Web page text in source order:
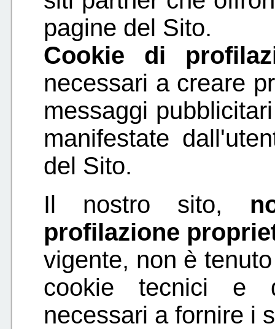
pagine del Sito.
Cookie di
necessari a creare
messaggi
manifestate
del Sito.
Il nostro sito,
profilazione
vigente, non è
cookie tecnici e
necessari a fornire i